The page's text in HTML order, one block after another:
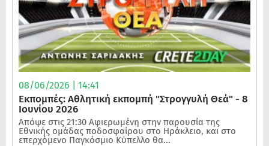
08/06/2026 | 14:41
Εκπομπές: Αθλητική εκπομπή "Στρογγυλή Θεά" - 8
Ιουνίου 2026
Απόψε στις 21:30 Αφιερωμένη στην παρουσία της
Εθνικής ομάδας ποδοσφαίρου στο Ηράκλειο, και στο
επερχόμενο Παγκόσμιο Κύπελλο θα...